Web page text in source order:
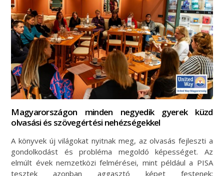
Magyarországon minden negyedik gyerek küzd
olvasási és szövegértési nehézségekkel
A könyvek új világokat nyitnak meg, az olvasás fejleszti a
gondolkodást és probléma megoldó képességet. Az
elmúlt évek nemzetközi felmérései, mint például a PISA
tesztek azonban aggasztó képet festenek: